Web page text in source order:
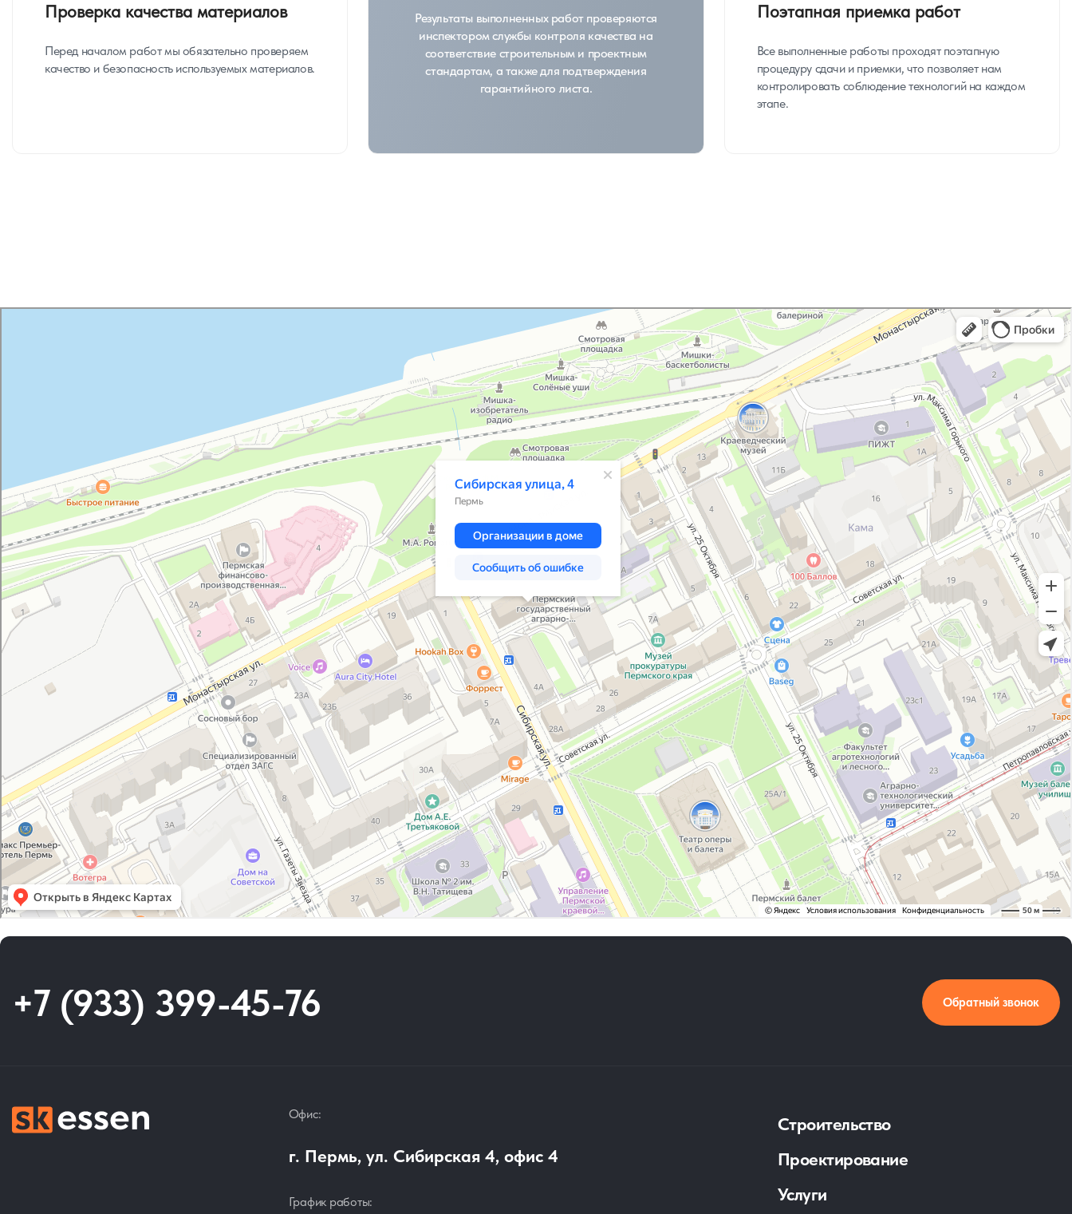
Проверка качества материалов
Перед началом работ мы обязательно проверяем
качество и безопасность используемых материалов.
Результаты выполненных работ проверяются
инспектором службы контроля качества на
соответствие строительным и проектным
стандартам, а также для подтверждения
гарантийного листа.
Поэтапная приемка работ
Все выполненные работы проходят поэтапную
процедуру сдачи и приемки, что позволяет нам
контролировать соблюдение технологий на каждом
этапе.
+7 (933) 399-45-76 Обратный звонок
Офис:
г. Пермь, ул. Сибирская 4, офис 4
График работы:
Строительство
Проектирование
Услуги